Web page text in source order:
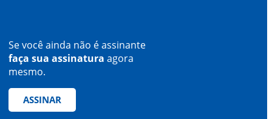
Se você ainda não é assinante
faça sua assinatura agora
mesmo.
ASSINAR